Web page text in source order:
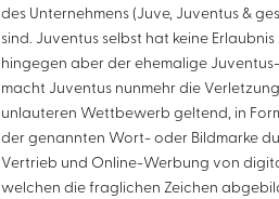
des Unternehmens (Juve, Juventus &
sind. Juventus selbst hat keine
hingegen aber der ehemalige
macht Juventus nunmehr die
unlauteren Wettbewerb geltend, in
der genannten Wort- oder Bildmarke
Vertrieb und Online-Werbung von
welchen die fraglichen Zeichen